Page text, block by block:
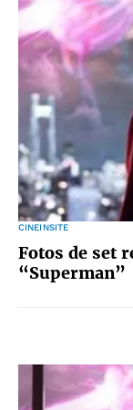
CINEINSITE
Fotos de set
“Superman”